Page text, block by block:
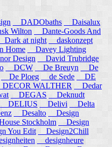
DADObaths
Daisalux
Wilton
Dante-Goods And
Dark at night
daskonzept
Home
Davey Lighting
Design
David Trubridge
DCW De Breuyn
De
De Ploeg de Sede
DE
WALTHER
Dedar
DEGAS
Deknudt
DELIUS Delivi
Delta
Desalto
Design
Stockholm
Design
You Edit
Design2Chill
designheure